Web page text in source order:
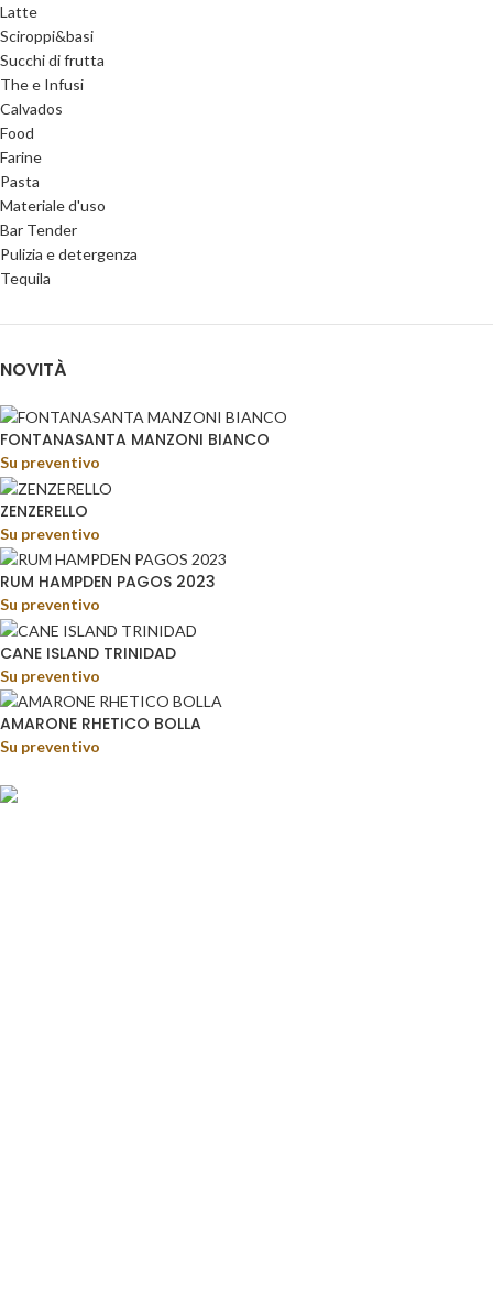
Latte
Sciroppi&basi
Succhi di frutta
The e Infusi
Calvados
Food
Farine
Pasta
Materiale d'uso
Bar Tender
Pulizia e detergenza
Tequila
NOVITÀ
FONTANASANTA MANZONI BIANCO
Su preventivo
ZENZERELLO
Su preventivo
RUM HAMPDEN PAGOS 2023
Su preventivo
CANE ISLAND TRINIDAD
Su preventivo
AMARONE RHETICO BOLLA
Su preventivo